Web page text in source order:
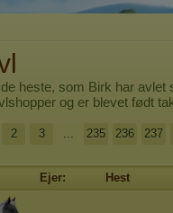
heste, som Birk har avlet
og er blevet født
2 3 ... 235 236 237
Ejer: Hest